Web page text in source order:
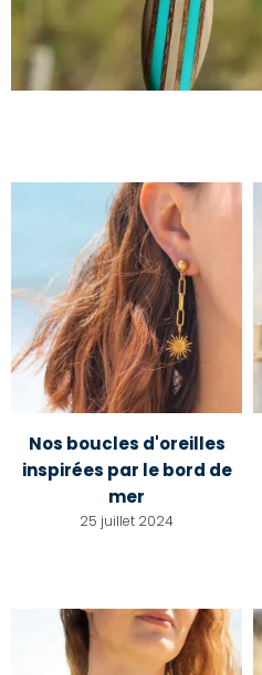
Nos boucles d'oreilles
inspirées par le bord de
mer
25 juillet 2024